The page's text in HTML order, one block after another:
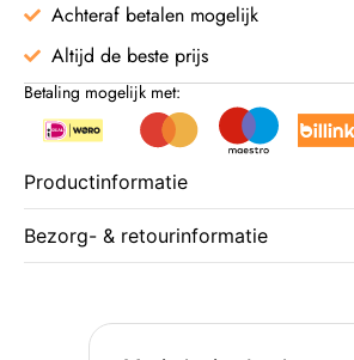
Achteraf betalen mogelijk
Altijd de beste prijs
Betaling mogelijk met:
Productinformatie
Bezorg- & retourinformatie